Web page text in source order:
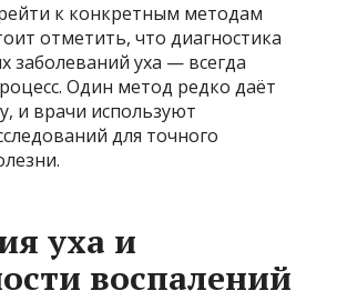
к конкретным методам
отметить, что диагностика
заболеваний уха — всегда
Один метод редко даёт
и врачи используют
для точного
уха и
воспалений